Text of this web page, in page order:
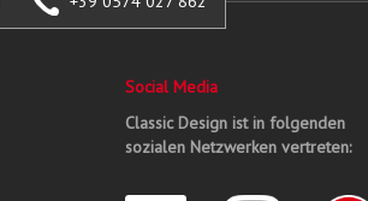
Social Media
Classic Design ist in folgenden
sozialen Netzwerken vertreten: